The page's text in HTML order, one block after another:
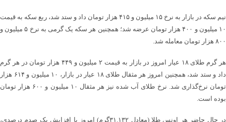
نیم سکه در بازار به نرخ ۱۵ میلیون و ۴۱۵ هزار تومان داد و ستد شد، ربع سکه به قیمت
۱۰ میلیون و ۴۰۰ هزار تومان عرضه شد؛ همچنین هر سکه یک گرمی به نرخ ۵ میلیون و
۸۰۰ هزار تومان معامله شد.
هر گرم طلای ۱۸ عیار امروز در بازار به قیمت ۲ میلیون و ۴۴۹ هزار تومان در هر گرم
داد و ستد شد‌، همچنین امروز هر مثقال طلای ۱۸ عیار در بازار، ۱۰ میلیون و ۶۱۴ هزار
تومان نرخ‌گذاری شد. نرخ طلای آب شده نیز هر مثقال ۱۰ میلیون و ۶۰۰ هزار تومان
بوده است.
در حال حاضر هر اونس طلا (معادل ۳۱.۱۳۲گرم) امروز با افزایش یک صدم درصدی،